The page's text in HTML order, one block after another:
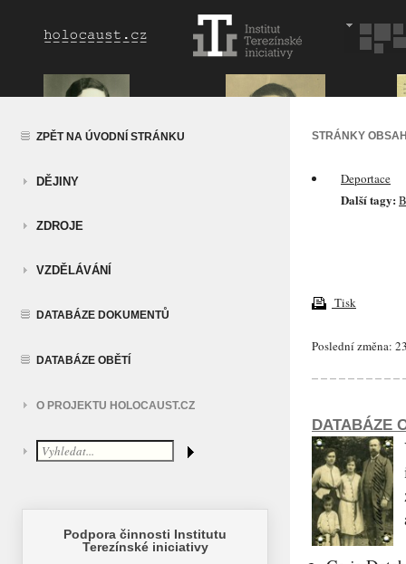
ZPĚT NA ÚVODNÍ STRÁNKU
DĚJINY
ZDROJE
VZDĚLÁVÁNÍ
DATABÁZE DOKUMENTŮ
DATABÁZE OBĚTÍ
O PROJEKTU HOLOCAUST.CZ
STRÁNKY
Deportace
Další tagy:
Tisk
Poslední změna:
DATABÁZE